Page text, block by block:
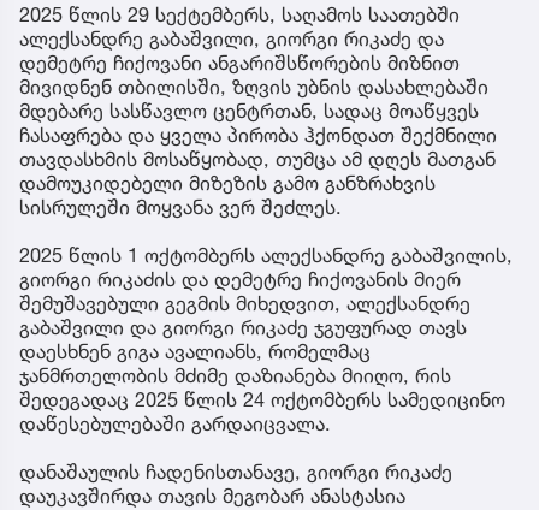
2025 წლის 29 სექტემბერს, საღამოს საათებში
ალექსანდრე გაბაშვილი, გიორგი რიკაძე და
დემეტრე ჩიქოვანი ანგარიშსწორების მიზნით
მივიდნენ თბილისში, ზღვის უბნის დასახლებაში
მდებარე სასწავლო ცენტრთან, სადაც მოაწყვეს
ჩასაფრება და ყველა პირობა ჰქონდათ შექმნილი
თავდასხმის მოსაწყობად, თუმცა ამ დღეს მათგან
დამოუკიდებელი მიზეზის გამო განზრახვის
სისრულეში მოყვანა ვერ შეძლეს.
2025 წლის 1 ოქტომბერს ალექსანდრე გაბაშვილის,
გიორგი რიკაძის და დემეტრე ჩიქოვანის მიერ
შემუშავებული გეგმის მიხედვით, ალექსანდრე
გაბაშვილი და გიორგი რიკაძე ჯგუფურად თავს
დაესხნენ გიგა ავალიანს, რომელმაც
ჯანმრთელობის მძიმე დაზიანება მიიღო, რის
შედეგადაც 2025 წლის 24 ოქტომბერს სამედიცინო
დაწესებულებაში გარდაიცვალა.
დანაშაულის ჩადენისთანავე, გიორგი რიკაძე
დაუკავშირდა თავის მეგობარ ანასტასია